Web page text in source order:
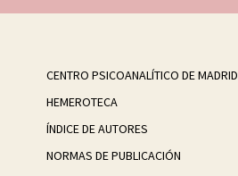
CENTRO PSICOANALÍTICO DE MADRID
HEMEROTECA
ÍNDICE DE AUTORES
NORMAS DE PUBLICACIÓN